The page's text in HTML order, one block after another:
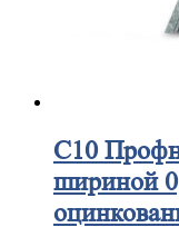
С10
шириной